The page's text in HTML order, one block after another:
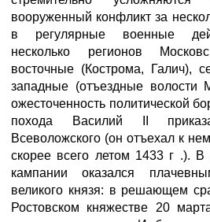
вооруженный конфликт за
в регулярные военные
несколько регионов
восточные (Кострома, Галич),
западные (отъездные волости
ожесточенность политической
похода Василий II
Всеволожского (он отъехал к
скорее всего летом 1433 г .). В
кампании оказался
великого князя: в решающем
Ростовском княжестве 20